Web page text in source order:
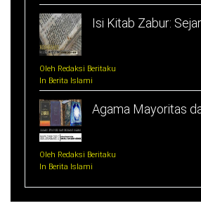
Isi Kitab Zabur:
Oleh Redaksi Beritaku
In Berita Islami
Agama Mayoritas
Oleh Redaksi Beritaku
In Berita Islami